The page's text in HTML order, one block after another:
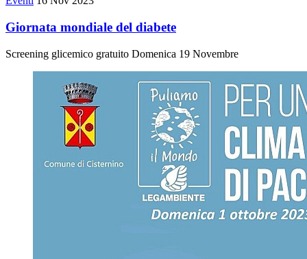
Giornata mondiale del diabete
Screening glicemico gratuito Domenica 19 Novembre